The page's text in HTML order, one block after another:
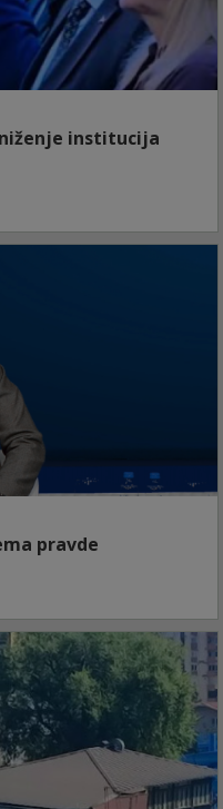
institucija
pravde